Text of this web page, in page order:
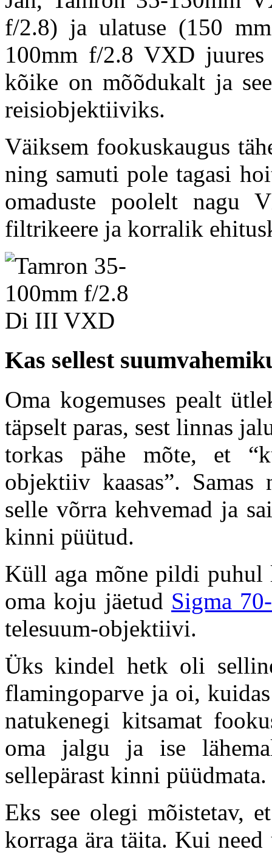
f/2.8) ja ulatuse (150
100mm f/2.8 VXD
kõike on mõõdukalt ja
reisiobjektiiviks.
Väiksem fookuskaugus
ning samuti pole tagasi
omaduste poolelt nagu
filtrikeere ja korralik
Kas sellest
Oma kogemuses pealt
täpselt paras, sest linnas
torkas pähe mõte, et
objektiiv kaasas”.
selle võrra kehvemad ja
kinni püütud.
Küll aga mõne pildi puhul
oma koju jäetud Sigma
telesuum-objektiivi.
Üks kindel hetk oli
flamingoparve ja oi,
natukenegi kitsamat
oma jalgu ja ise
sellepärast kinni püüdmata.
Eks see olegi mõistetav,
korraga ära täita. Kui